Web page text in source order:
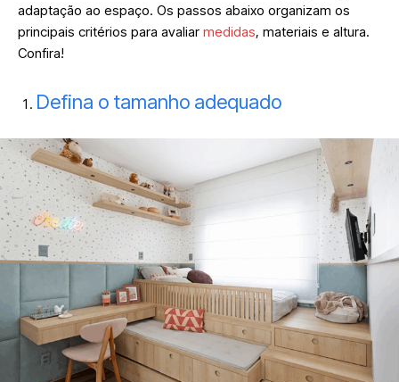
adaptação ao espaço. Os passos abaixo organizam os
principais critérios para avaliar medidas, materiais e altura.
Confira!
Defina o tamanho adequado